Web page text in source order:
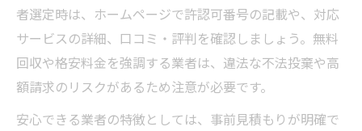
トラブルゼロを目指す不用品処分の進め方
不用品処分で知っておくべきルール総まと
め
自治体ルールを知って不用品処分をスムーズに
大仙市の不用品処分ルール徹底ガイド
者選定時は、ホームページで許認可番号の記載や、対応
サービスの詳細、口コミ・評判を確認しましょう。無料
回収や格安料金を強調する業者は、違法な不法投棄や高
額請求のリスクがあるため注意が必要です。
安心できる業者の特徴としては、事前見積もりが明確で